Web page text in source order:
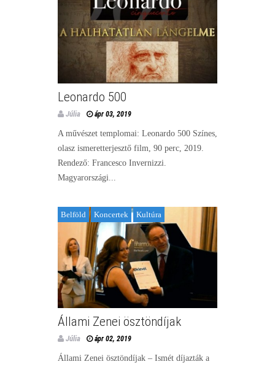
Leonardo 500
Júlia ápr 03, 2019
A művészet templomai: Leonardo 500 Színes,
olasz ismeretterjesztő film, 90 perc, 2019.
Rendező: Francesco Invernizzi.
Magyarországi...
Belföld Koncertek Kultúra
Állami Zenei ösztöndíjak
Júlia ápr 02, 2019
Állami Zenei ösztöndíjak – Ismét díjazták a